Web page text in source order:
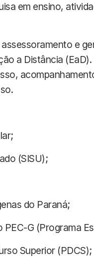
em ensino,
e
a Distância
(SISU);
do Paraná;
PEC-G (Programa
Superior (PDCS);